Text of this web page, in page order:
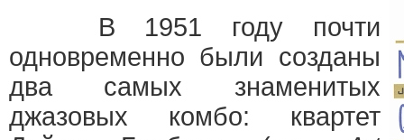
В 1951 году почти
одновременно были созданы
два самых знаменитых
джазовых комбо: квартет